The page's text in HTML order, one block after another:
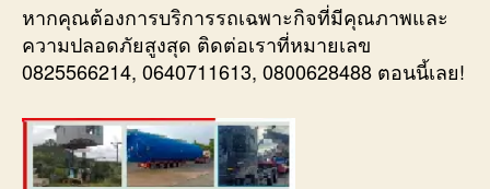
หากคุณต้องการบริการรถเฉพาะกิจที่มีคุณภาพและ
ความปลอดภัยสูงสุด ติดต่อเราที่หมายเลข
0825566214, 0640711613, 0800628488 ตอนนี้เลย!